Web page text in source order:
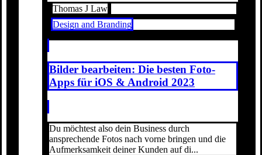
Thomas J Law
Design and Branding
Bilder bearbeiten: Die besten Foto-
Apps für iOS & Android 2023
Du möchtest also dein Business durch
ansprechende Fotos nach vorne bringen und die
Aufmerksamkeit deiner Kunden auf di...